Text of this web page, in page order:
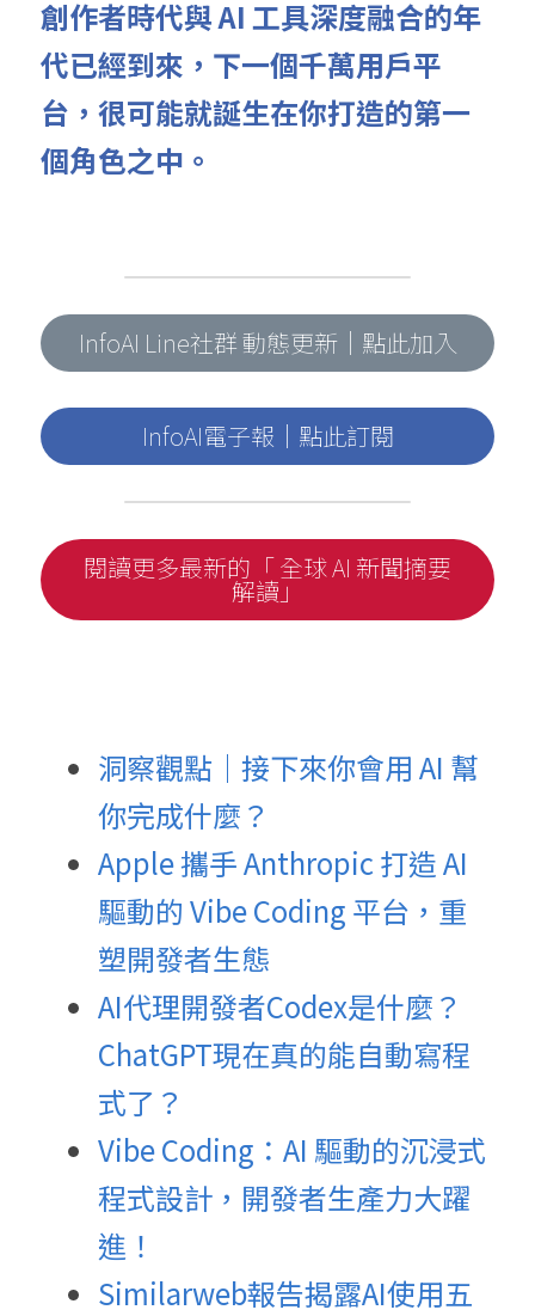
創作者時代與 AI 工具深度融合的年
代已經到來，下一個千萬用戶平
台，很可能就誕生在你打造的第一
個角色之中。
InfoAI Line社群 動態更新｜點此加入
InfoAI電子報｜點此訂閱
閱讀更多最新的「 全球 AI 新聞摘要
解讀」
洞察觀點｜接下來你會用 AI 幫
你完成什麼？
Apple 攜手 Anthropic 打造 AI
驅動的 Vibe Coding 平台，重
塑開發者生態
AI代理開發者Codex是什麼？
ChatGPT現在真的能自動寫程
式了？
Vibe Coding：AI 驅動的沉浸式
程式設計，開發者生產力大躍
進！
Similarweb報告揭露AI使用五